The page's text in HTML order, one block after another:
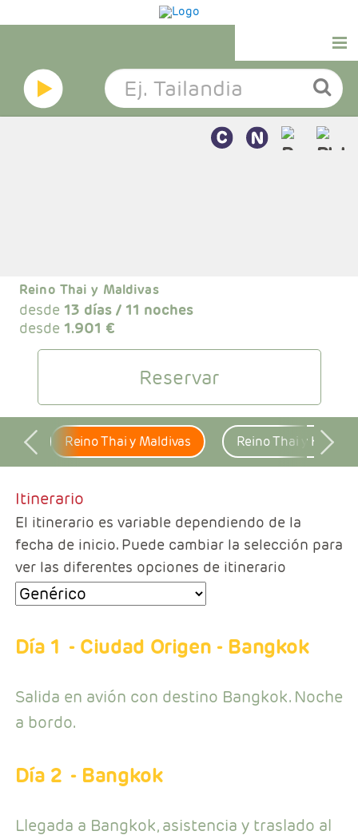
VIAJES DE NOVIOS
VIAJES COMBINADOS
VUELOS
Reino Thai y Maldivas
desde 13 días / 11 noches
desde 1.901 €
Reservar
Reino Thai y Maldivas Reino Thai y Koh
Itinerario
El itinerario es variable dependiendo de la
fecha de inicio. Puede cambiar la selección para
ver las diferentes opciones de itinerario
Día 1 - Ciudad Origen - Bangkok
Salida en avión con destino Bangkok. Noche
a bordo.
Día 2 - Bangkok
Llegada a Bangkok, asistencia y traslado al